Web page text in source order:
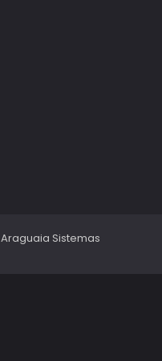
Araguaia Sistemas